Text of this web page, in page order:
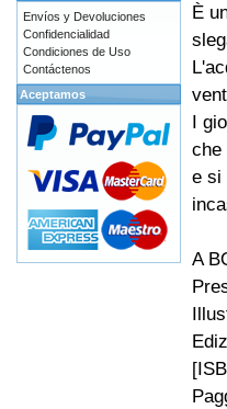
È
I
che
e si
A
Envíos y Devoluciones
Confidencialidad
Condiciones de Uso
Contáctenos
Aceptamos